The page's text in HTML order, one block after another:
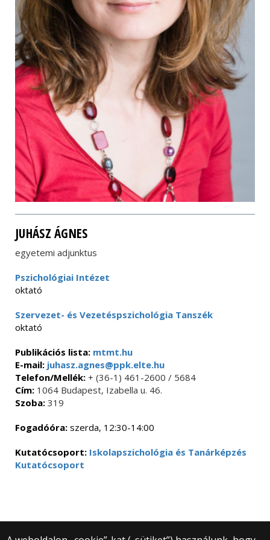
JUHÁSZ ÁGNES
egyetemi adjunktus
Pszichológiai Intézet
oktató
Szervezet- és Vezetéspszichológia Tanszék
oktató
Publikációs lista: mtmt.hu
E-mail: juhasz.agnes@ppk.elte.hu
Telefon/Mellék: + (36-1) 461-2600 / 5684
Cím: 1064 Budapest, Izabella u. 46.
Szoba: 319
Fogadóóra: szerda, 12:30-14:00
Kutatócsoport: Iskolapszichológia és Tanárképzés
Kutatócsoport